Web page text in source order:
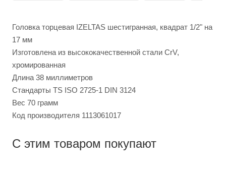
Головка торцевая IZELTAS шестигранная, квадрат 1/2" на
17 мм
Изготовлена из высококачественной стали CrV,
хромированная
Длина 38 миллиметров
Стандарты TS ISO 2725-1 DIN 3124
Вес 70 грамм
Код производителя 1113061017
С этим товаром покупают